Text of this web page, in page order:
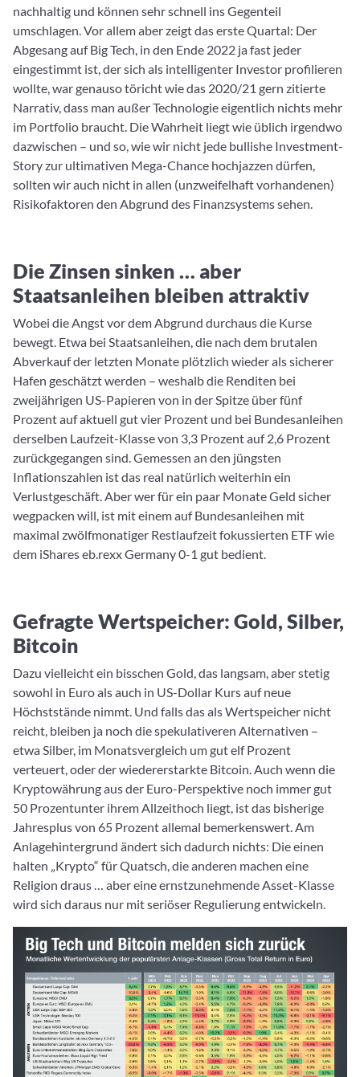
nachhaltig und können sehr schnell ins Gegenteil
umschlagen. Vor allem aber zeigt das erste Quartal: Der
Abgesang auf Big Tech, in den Ende 2022 ja fast jeder
eingestimmt ist, der sich als intelligenter Investor profilieren
wollte, war genauso töricht wie das 2020/21 gern zitierte
Narrativ, dass man außer Technologie eigentlich nichts mehr
im Portfolio braucht. Die Wahrheit liegt wie üblich irgendwo
dazwischen – und so, wie wir nicht jede bullishe Investment-
Story zur ultimativen Mega-Chance hochjazzen dürfen,
sollten wir auch nicht in allen (unzweifelhaft vorhandenen)
Risikofaktoren den Abgrund des Finanzsystems sehen.
Die Zinsen sinken … aber
Staatsanleihen bleiben attraktiv
Wobei die Angst vor dem Abgrund durchaus die Kurse
bewegt. Etwa bei Staatsanleihen, die nach dem brutalen
Abverkauf der letzten Monate plötzlich wieder als sicherer
Hafen geschätzt werden – weshalb die Renditen bei
zweijährigen US-Papieren von in der Spitze über fünf
Prozent auf aktuell gut vier Prozent und bei Bundesanleihen
derselben Laufzeit-Klasse von 3,3 Prozent auf 2,6 Prozent
zurückgegangen sind. Gemessen an den jüngsten
Inflationszahlen ist das real natürlich weiterhin ein
Verlustgeschäft. Aber wer für ein paar Monate Geld sicher
wegpacken will, ist mit einem auf Bundesanleihen mit
maximal zwölfmonatiger Restlaufzeit fokussierten ETF wie
dem iShares eb.rexx Germany 0-1 gut bedient.
Gefragte Wertspeicher: Gold, Silber,
Bitcoin
Dazu vielleicht ein bisschen Gold, das langsam, aber stetig
sowohl in Euro als auch in US-Dollar Kurs auf neue
Höchststände nimmt. Und falls das als Wertspeicher nicht
reicht, bleiben ja noch die spekulativeren Alternativen –
etwa Silber, im Monatsvergleich um gut elf Prozent
verteuert, oder der wiedererstarkte Bitcoin. Auch wenn die
Kryptowährung aus der Euro-Perspektive noch immer gut
50 Prozentunter ihrem Allzeithoch liegt, ist das bisherige
Jahresplus von 65 Prozent allemal bemerkenswert. Am
Anlagehintergrund ändert sich dadurch nichts: Die einen
halten „Krypto“ für Quatsch, die anderen machen eine
Religion draus … aber eine ernstzunehmende Asset-Klasse
wird sich daraus nur mit seriöser Regulierung entwickeln.